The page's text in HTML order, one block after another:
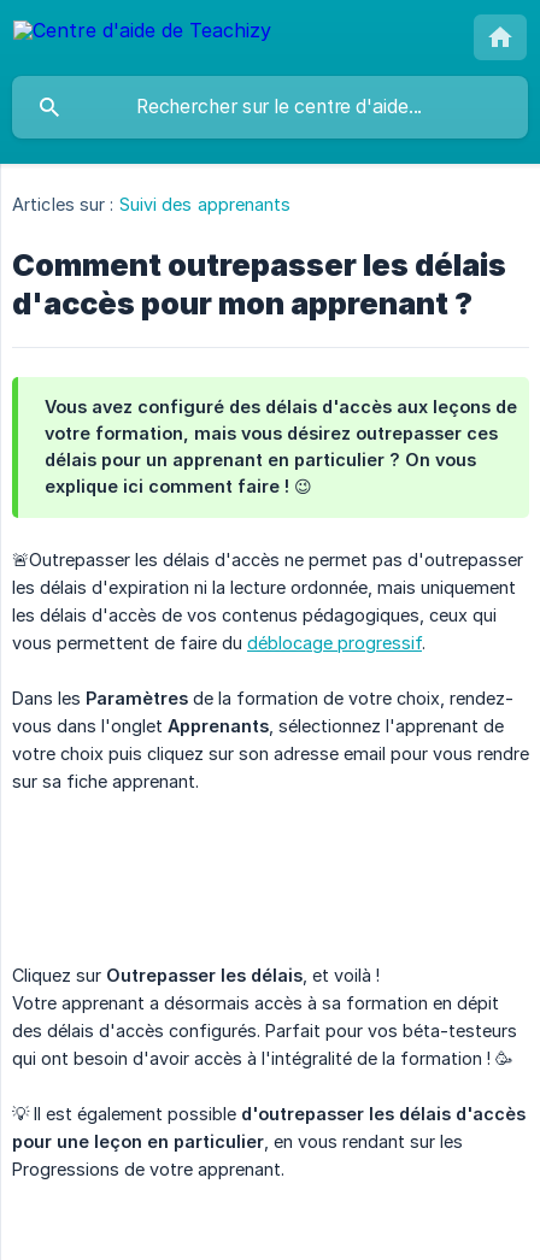
Articles sur : Suivi des apprenants
Comment outrepasser les délais
d'accès pour mon apprenant ?
Vous avez configuré des délais d'accès aux leçons de
votre formation, mais vous désirez outrepasser ces
délais pour un apprenant en particulier ? On vous
explique ici comment faire ! 😉
🚨Outrepasser les délais d'accès ne permet pas d'outrepasser
les délais d'expiration ni la lecture ordonnée, mais uniquement
les délais d'accès de vos contenus pédagogiques, ceux qui
vous permettent de faire du déblocage progressif.
Dans les Paramètres de la formation de votre choix, rendez-
vous dans l'onglet Apprenants , sélectionnez l'apprenant de
votre choix puis cliquez sur son adresse email pour vous rendre
sur sa fiche apprenant.
Cliquez sur Outrepasser les délais , et voilà !
Votre apprenant a désormais accès à sa formation en dépit
des délais d'accès configurés. Parfait pour vos béta-testeurs
qui ont besoin d'avoir accès à l'intégralité de la formation ! 🥳
💡 Il est également possible d'outrepasser les délais d'accès
pour une leçon en particulier , en vous rendant sur les
Progressions de votre apprenant.